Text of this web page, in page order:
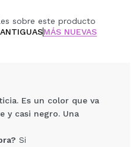
sobre este producto
MÁS NUEVAS
Es un color que va
y casi negro. Una
Si